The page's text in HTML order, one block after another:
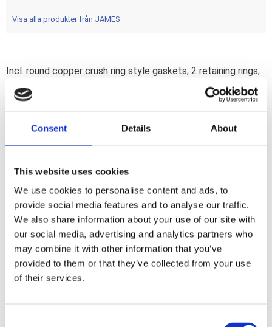
Consent Details About
This website uses cookies
We use cookies to personalise content and ads, to
provide social media features and to analyse our traffic.
We also share information about your use of our site with
our social media, advertising and analytics partners who
may combine it with other information that you’ve
provided to them or that they’ve collected from your use
of their services.
Visa alla produkter från JAMES
Incl. round copper crush ring style gaskets; 2 retaining rings;
4 washers and 4 chrome plated acorn nuts. Note: May
require shortening of the stock M8 exhaust studs due to the
F
c
e
b
o
o
k
Omdömen
Du